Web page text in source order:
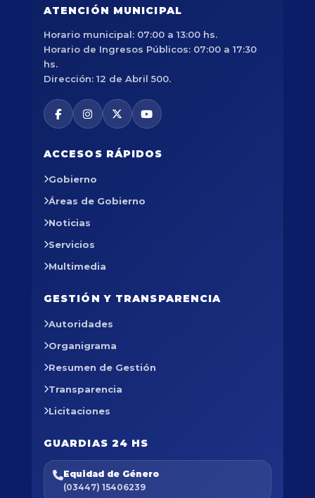
ATENCIÓN MUNICIPAL
Horario municipal: 07:00 a 13:00 hs.
Horario de Ingresos Públicos: 07:00 a 17:30
hs.
Dirección: 12 de Abril 500.
ACCESOS RÁPIDOS
Gobierno
Áreas de Gobierno
Noticias
Servicios
Multimedia
GESTIÓN Y TRANSPARENCIA
Autoridades
Organigrama
Resumen de Gestión
Transparencia
Licitaciones
GUARDIAS 24 HS
Equidad de Género
(03447) 15406239